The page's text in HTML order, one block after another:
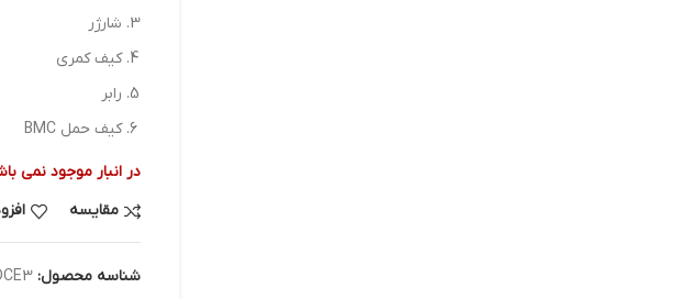
شارژر
کیف کمری
رابر
کیف حمل BMC
در انبار موجود نمی
مقایسه
شناسه محصول: